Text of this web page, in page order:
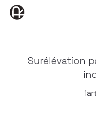
Surélévation